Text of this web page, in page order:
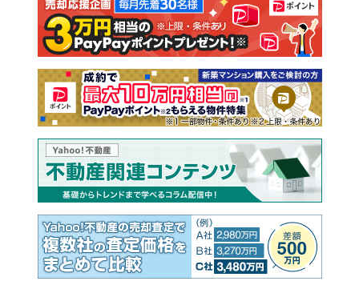
注文住宅 土地
売却査定